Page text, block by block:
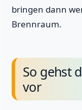
bringen dann
Brennraum.
So gehst
vor